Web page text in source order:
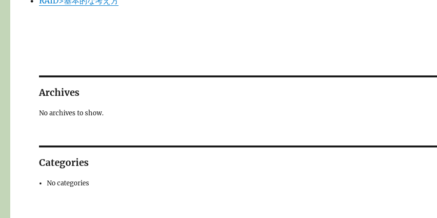
Archives
No archives to show.
Categories
No categories